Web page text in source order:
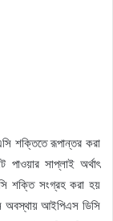
শক্তিতে রূপান্তর করা
সাপ্লাই অর্থাৎ
শক্তি সংগ্রহ করা হয়
অবস্থায় আইপিএস ডিসি